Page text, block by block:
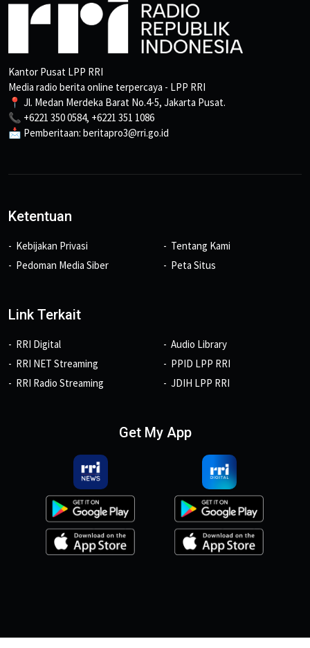
Kantor Pusat LPP RRI
Media radio berita online terpercaya - LPP RRI
📍 Jl. Medan Merdeka Barat No.4-5, Jakarta Pusat.
📞 +6221 350 0584, +6221 351 1086
📩 Pemberitaan: beritapro3@rri.go.id
Ketentuan
Kebijakan Privasi
Pedoman Media Siber
Tentang Kami
Peta Situs
Link Terkait
RRI Digital
RRI NET Streaming
RRI Radio Streaming
Audio Library
PPID LPP RRI
JDIH LPP RRI
Get My App